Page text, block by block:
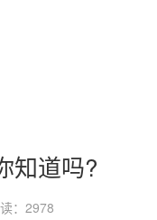
知道吗?
：2978